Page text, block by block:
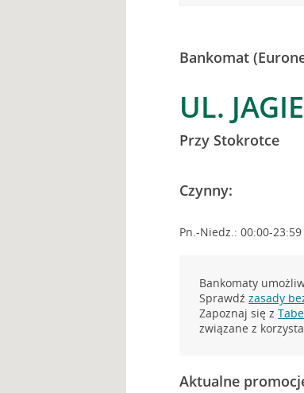
Bankomat
UL.
Przy Stokrotce
Czynny:
Pn.-Niedz.: 00:00-23:59
Bankomaty
Sprawdźzasady
Zapoznaj się z
związane z
Aktualne